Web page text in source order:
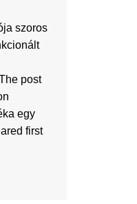
szoros
post
egy
first